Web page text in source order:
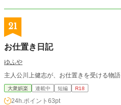
21
お仕置き日記
ゆふや
主人公川上健志が、お仕置きを受ける物語
大衆娯楽 連載中 短編 R18
24h.ポイント 63pt